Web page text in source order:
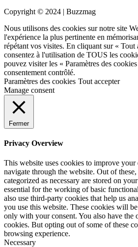
Copyright © 2024 | Buzzmag
Nous utilisons des cookies sur notre site
l'expérience la plus pertinente en
répétant vos visites. En cliquant sur « Tout
consentez à l'utilisation de TOUS les
pouvez visiter les « Paramètres des
consentement contrôlé.
Paramètres des cookies Tout accepter
Manage consent
Fermer
Privacy Overview
This website uses cookies to improve
navigate through the website. Out of
categorized as necessary are stored on
essential for the working of basic
also use third-party cookies that help us
you use this website. These cookies will
only with your consent. You also have the
cookies. But opting out of some of these
browsing experience.
Necessary